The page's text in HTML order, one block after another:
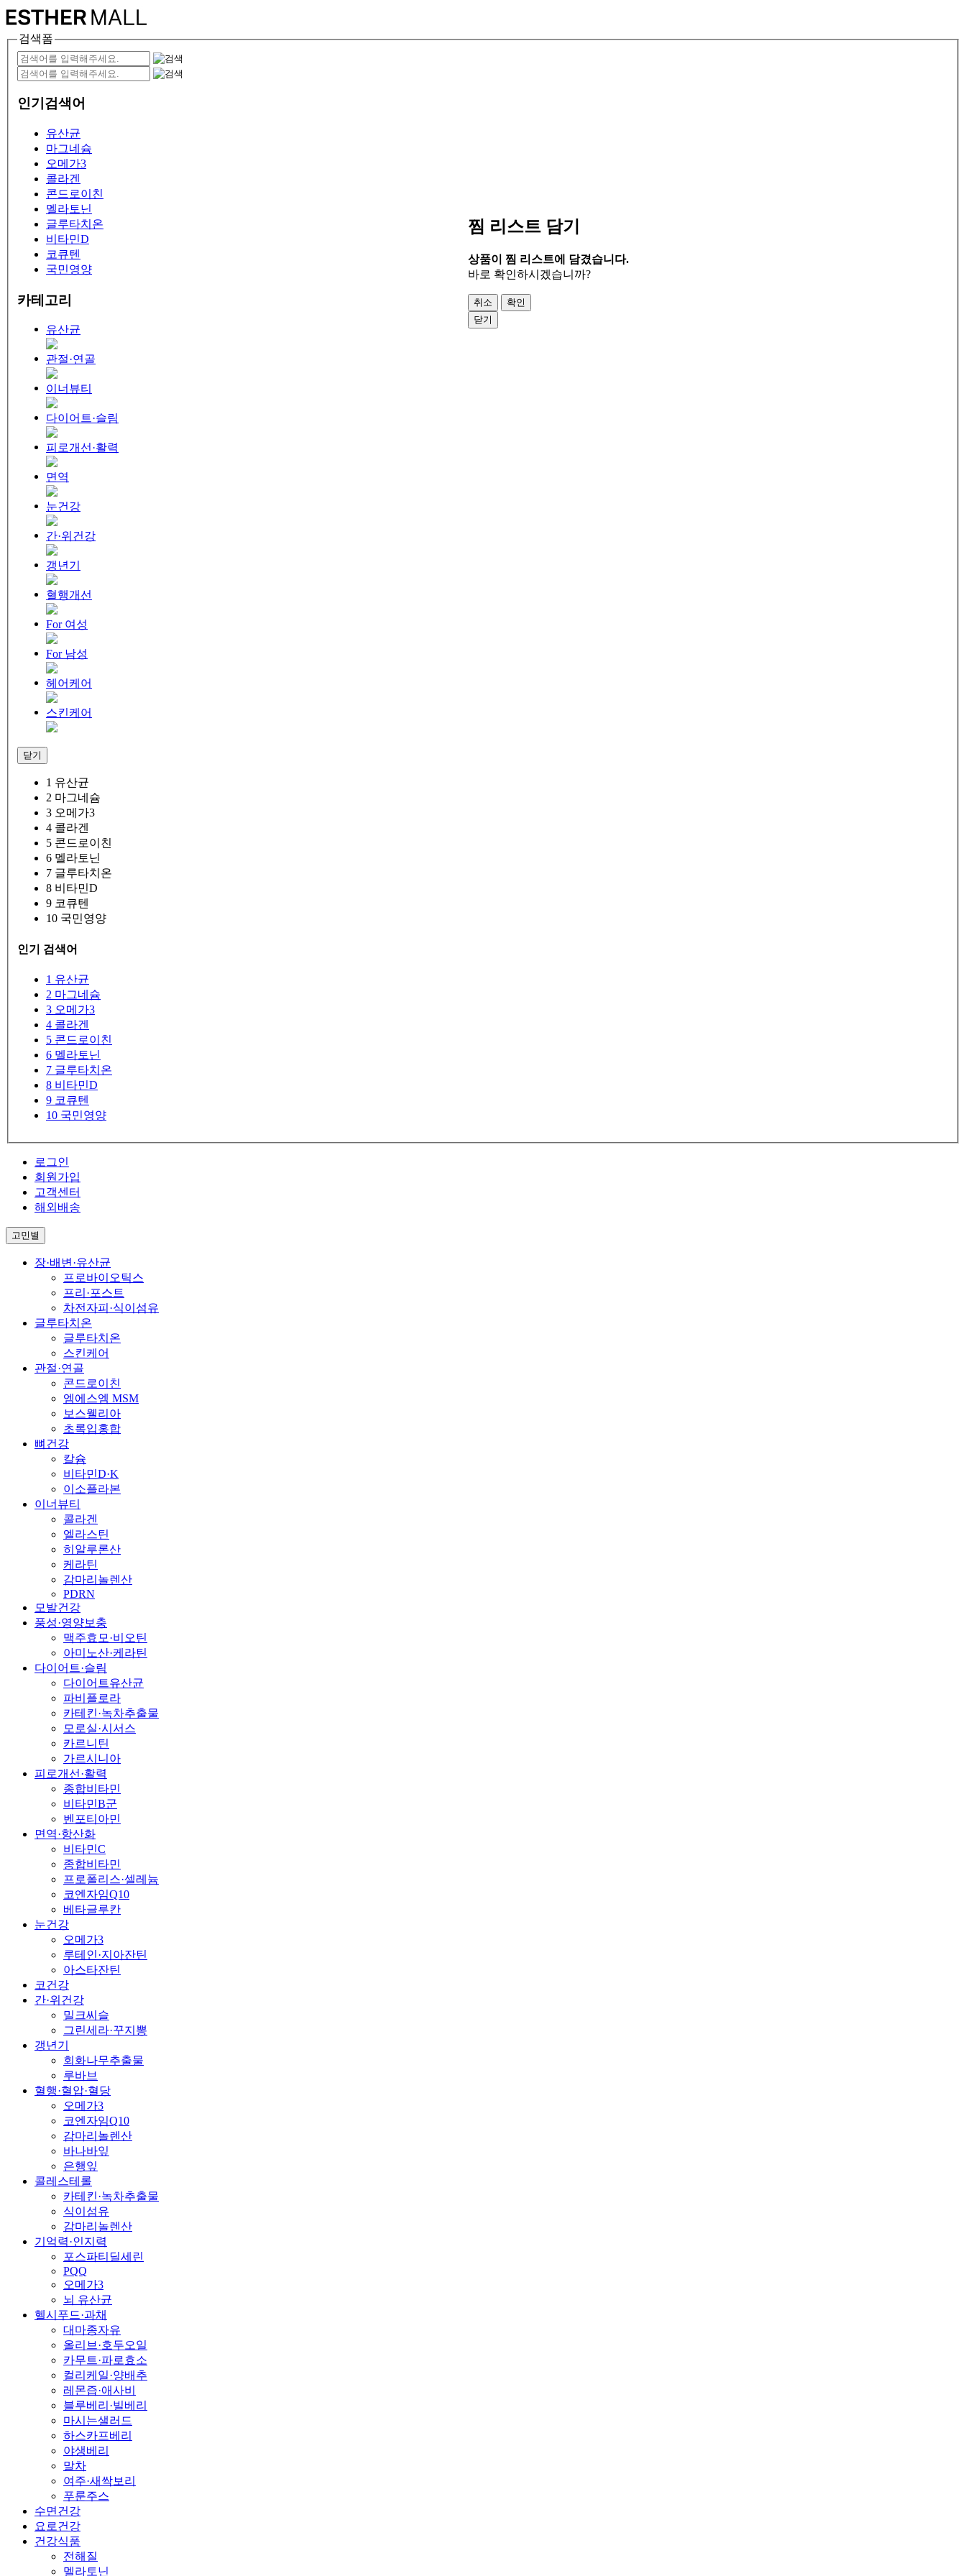
검색폼
인기검색어
유산균
마그네슘
오메가3
콜라겐
콘드로이친
멜라토닌
글루타치온
비타민D
코큐텐
국민영양
카테고리
유산균
관절·연골
이너뷰티
다이어트·슬림
피로개선·활력
면역
눈건강
간·위건강
갱년기
혈행개선
For 여성
For 남성
헤어케어
스킨케어
닫기
1 유산균
2 마그네슘
3 오메가3
4 콜라겐
5 콘드로이친
6 멜라토닌
7 글루타치온
8 비타민D
9 코큐텐
10 국민영양
인기 검색어
1 유산균
2 마그네슘
3 오메가3
4 콜라겐
5 콘드로이친
6 멜라토닌
7 글루타치온
8 비타민D
9 코큐텐
10 국민영양
로그인
회원가입
고객센터
해외배송
고민별
장·배변·유산균
프로바이오틱스
프리·포스트
차전자피·식이섬유
글루타치온
글루타치온
스킨케어
관절·연골
콘드로이친
엠에스엠 MSM
보스웰리아
초록입홍합
뼈건강
칼슘
비타민D·K
이소플라본
이너뷰티
콜라겐
엘라스틴
히알루론산
케라틴
감마리놀렌산
PDRN
모발건강
풍성·영양보충
맥주효모·비오틴
아미노산·케라틴
다이어트·슬림
다이어트유산균
파비플로라
카테킨·녹차추출물
모로실·시서스
카르니틴
가르시니아
피로개선·활력
종합비타민
비타민B군
벤포티아민
면역·항산화
비타민C
종합비타민
프로폴리스·셀레늄
코엔자임Q10
베타글루칸
눈건강
오메가3
루테인·지아잔틴
아스타잔틴
코건강
간·위건강
밀크씨슬
그린세라·꾸지뽕
갱년기
회화나무추출물
루바브
혈행·혈압·혈당
오메가3
코엔자임Q10
감마리놀렌산
바나바잎
은행잎
콜레스테롤
카테킨·녹차추출물
식이섬유
감마리놀렌산
기억력·인지력
포스파티딜세린
PQQ
오메가3
뇌 유산균
헬시푸드·과채
대마종자유
올리브·호두오일
카무트·파로효소
컬리케일·양배추
레몬즙·애사비
블루베리·빌베리
마시는샐러드
하스카프베리
야생베리
말차
여주·새싹보리
푸룬주스
수면건강
요로건강
건강식품
전해질
멜라토닌
찜 리스트 담기
상품이 찜 리스트에 담겼습니다.
바로 확인하시겠습니까?
취소
확인
닫기